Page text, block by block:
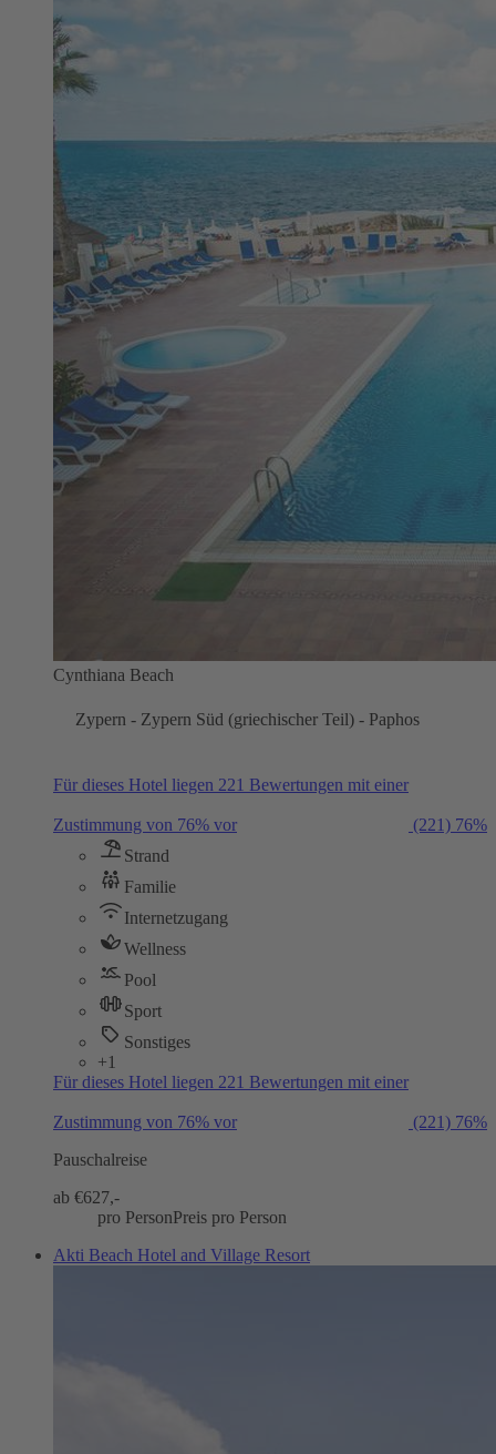
Cynthiana Beach
Zypern - Zypern Süd (griechischer Teil) - Paphos
Für dieses Hotel liegen 221 Bewertungen mit einer
Zustimmung von 76% vor (221) 76%
Strand
Familie
Internetzugang
Wellness
Pool
Sport
Sonstiges
+1
Für dieses Hotel liegen 221 Bewertungen mit einer
Zustimmung von 76% vor (221) 76%
Pauschalreise
ab €627,-
pro PersonPreis pro Person
Akti Beach Hotel and Village Resort